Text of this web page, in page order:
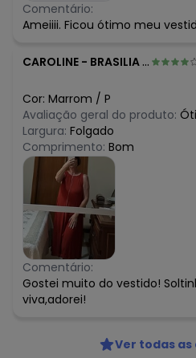
Comentário:
Ameiiii. Ficou ótimo meu
CAROLINE - BRASILIA - DF
Cor: Marrom / P
Avaliação geral do produto:
Largura: Folgado
Comprimento: Bom
Comentário:
Gostei muito do vestido!
viva,adorei!
Ver todas